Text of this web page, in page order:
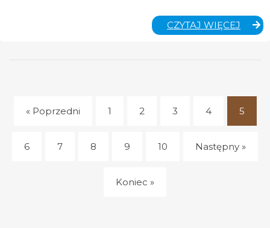
CZYTAJ WIĘCEJ
« Poprzedni 1 2 3 4
5
6
7 8 9 10 Następny »
Koniec »